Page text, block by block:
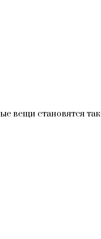
вещи становятся